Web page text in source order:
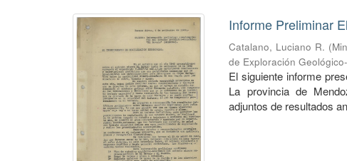
Informe Preliminar
Catalano, Luciano R. (
de Exploración
El siguiente informe
La provincia de
adjuntos de resultados